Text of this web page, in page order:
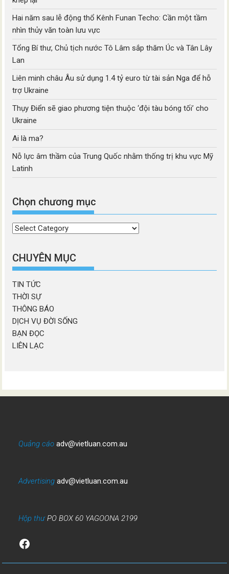
Hai năm sau lễ động thổ Kênh Funan Techo: Cần một tầm
nhìn thủy văn toàn lưu vực
Tổng Bí thư, Chủ tịch nước Tô Lâm sắp thăm Úc và Tân Lây
Lan
Liên minh châu Âu sử dụng 1.4 tỷ euro từ tài sản Nga để hỗ
trợ Ukraine
Thụy Điển sẽ giao phương tiện thuộc ‘đội tàu bóng tối’ cho
Ukraine
Ai là ma?
Nỗ lực âm thầm của Trung Quốc nhằm thống trị khu vực Mỹ
Latinh
Chọn chương mục
Chọn
mục
CHUYÊN MỤC
TIN TỨC
THỜI SỰ
THÔNG BÁO
DỊCH VỤ ĐỜI SỐNG
BẠN ĐỌC
LIÊN LẠC
Quảng cáo adv@vietluan.com.au
Advertising adv@vietluan.com.au
Hộp thưPO BOX 60 YAGOONA 2199
Facebook